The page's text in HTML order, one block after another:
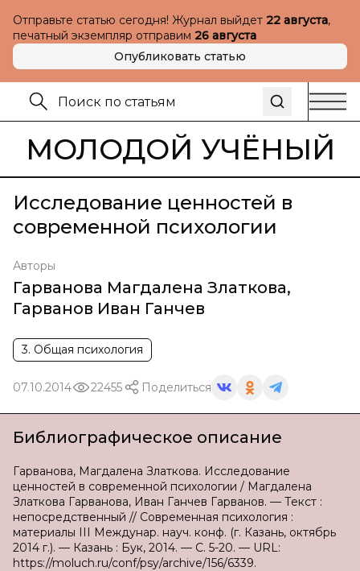
Отправьте статью сегодня! Журнал выйдет 22 августа,
печатный экземпляр отправим 26 августа
Опубликовать статью
МОЛОДОЙ УЧЁНЫЙ
Исследование ценностей в
современной психологии
Авторы
Гарванова Магдалена Златкова,
Гарванов Иван Ганчев
3. Общая психология
07.10.2014 22455 Поделиться
Библиографическое описание
Гарванова, Магдалена Златкова. Исследование
ценностей в современной психологии / Магдалена
Златкова Гарванова, Иван Ганчев Гарванов. — Текст :
непосредственный // Современная психология :
материалы III Междунар. науч. конф. (г. Казань, октябрь
2014 г.). — Казань : Бук, 2014. — С. 5-20. — URL:
https://moluch.ru/conf/psy/archive/156/6339.